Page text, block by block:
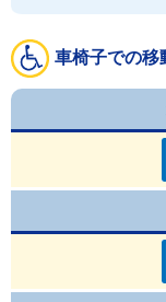
車椅子での移